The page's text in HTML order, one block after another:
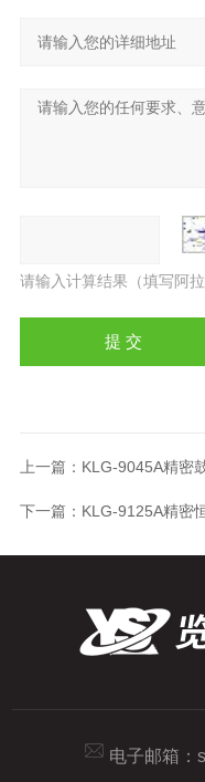
请输入计算结果（填写阿
上一篇： KLG-9045A精密
下一篇： KLG-9125A精密
电子邮箱：